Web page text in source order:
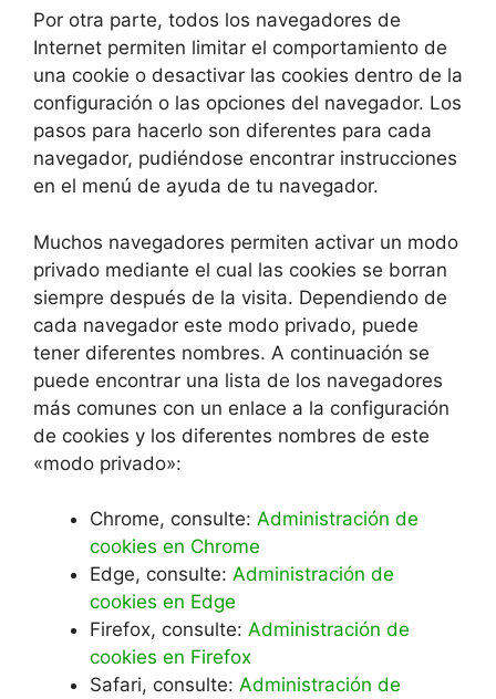
Por otra parte, todos los navegadores de
Internet permiten limitar el comportamiento de
una cookie o desactivar las cookies dentro de la
configuración o las opciones del navegador. Los
pasos para hacerlo son diferentes para cada
navegador, pudiéndose encontrar instrucciones
en el menú de ayuda de tu navegador.
Muchos navegadores permiten activar un modo
privado mediante el cual las cookies se borran
siempre después de la visita. Dependiendo de
cada navegador este modo privado, puede
tener diferentes nombres. A continuación se
puede encontrar una lista de los navegadores
más comunes con un enlace a la configuración
de cookies y los diferentes nombres de este
«modo privado»:
Chrome, consulte: Administración de
cookies en Chrome
Edge, consulte: Administración de
cookies en Edge
Firefox, consulte: Administración de
cookies en Firefox
Safari, consulte: Administración de